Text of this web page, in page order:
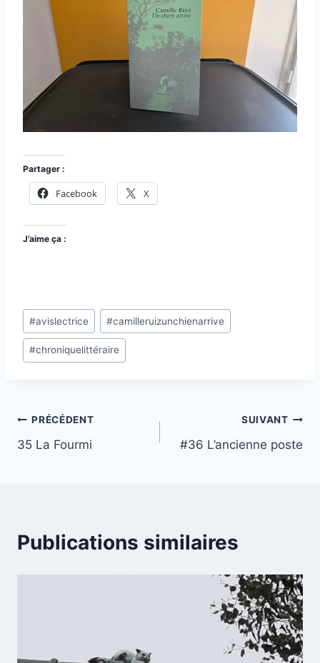
Partager :
Facebook X
J’aime ça :
Étiquettes
de
la
#avislectrice #camilleruizunchienarrive
#chroniquelittéraire
Navigation
de
PRÉCÉDENT
35 La Fourmi
SUIVANT
#36 L’ancienne poste
Publications similaires